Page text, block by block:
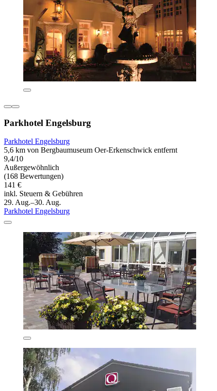
Parkhotel Engelsburg
Parkhotel Engelsburg
5,6 km von Bergbaumuseum Oer-Erkenschwick entfernt
9,4/10
Außergewöhnlich
(168 Bewertungen)
141 €
inkl. Steuern & Gebühren
29. Aug.–30. Aug.
Parkhotel Engelsburg